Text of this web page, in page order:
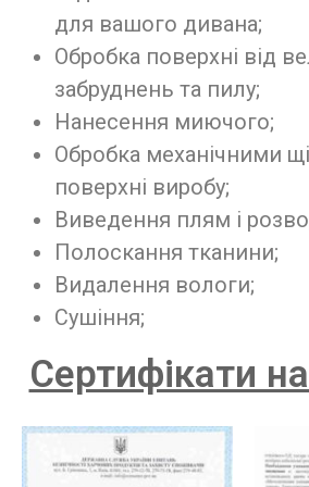
для вашого дивана;
Обробка поверхні від
забруднень та пилу;
Нанесення миючого;
Обробка механічними
поверхні виробу;
Виведення плям і
Полоскання тканини;
Видалення вологи;
Сушіння;
Сертифікати